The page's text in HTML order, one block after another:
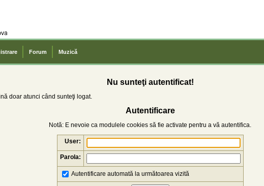
Forum Muzică
Nu sunteţi autentificat!
doar atunci când sunteţi logat.
Autentificare
Notă: E nevoie ca modulele cookies să fie activate pentru a vă autentifica.
User:
Parola:
Autentificare automată la următoarea vizită